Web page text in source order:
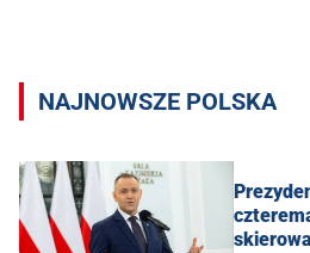
NAJNOWSZE POLSKA